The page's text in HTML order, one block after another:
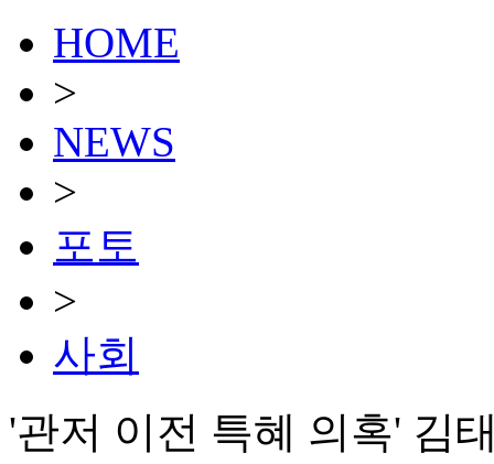
HOME
>
NEWS
>
포토
>
사회
'관저 이전 특혜 의혹' 김